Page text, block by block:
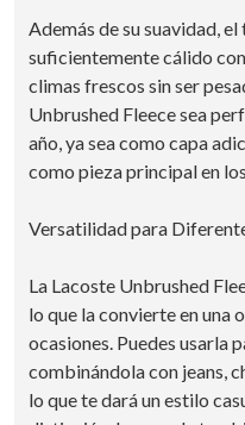
Además de su suavidad,
suficientemente cálido
climas frescos sin ser
Unbrushed Fleece sea
año, ya sea como capa
como pieza principal en
Versatilidad para
La Lacoste Unbrushed
lo que la convierte en una
ocasiones. Puedes usarla
combinándola con jeans,
lo que te dará un estilo